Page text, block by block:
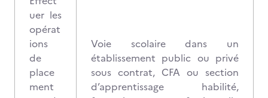
uer les
opérat
ions
de
place
ment
Voie scolaire dans un
établissement public ou privé
sous contrat, CFA ou section
d’apprentissage habilité,